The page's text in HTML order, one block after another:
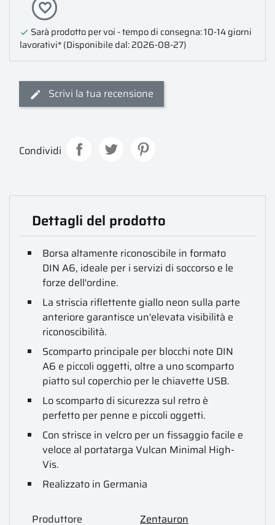
favorite_border
 Sarà prodotto per voi - tempo di consegna: 10-14 giorni
lavorativi*(Disponibile dal: 2026-08-27)
Scrivi la tua recensione
Condividi
Dettagli del prodotto
Borsa altamente riconoscibile in formato
DIN A6, ideale per i servizi di soccorso e le
forze dell'ordine.
La striscia riflettente giallo neon sulla parte
anteriore garantisce un'elevata visibilità e
riconoscibilità.
Scomparto principale per blocchi note DIN
A6 e piccoli oggetti, oltre a uno scomparto
piatto sul coperchio per le chiavette USB.
Lo scomparto di sicurezza sul retro è
perfetto per penne e piccoli oggetti.
Con strisce in velcro per un fissaggio facile e
veloce al portatarga Vulcan Minimal High-
Vis.
Realizzato in Germania
Produttore Zentauron